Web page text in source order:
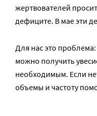
жертвователей
дефиците. В мае эти
Для нас это
можно получить
необходимым. Если
объемы и частоту